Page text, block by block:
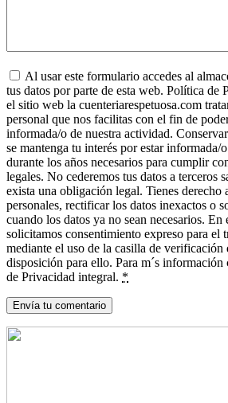
Al usar este formulario accedes al
tus datos por parte de esta web. Política de
el sitio web la cuenteriarespetuosa.com
personal que nos facilitas con el fin de
informada/o de nuestra actividad.
se mantenga tu interés por estar informada/
durante los años necesarios para cumplir
legales. No cederemos tus datos a terceros
exista una obligación legal. Tienes derecho
personales, rectificar los datos inexactos o
cuando los datos ya no sean necesarios. En
solicitamos consentimiento expreso para el
mediante el uso de la casilla de verificación
disposición para ello. Para m´s información
de Privacidad integral. *